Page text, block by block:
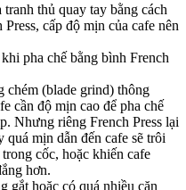
thủ quay tay bằng cách
cấp độ mịn của cafe nên
pha chế bằng bình French
chém (blade grind) thông
cần độ mịn cao để pha chế
Nhưng riêng French Press lại
mịn dẫn đến cafe sẽ trôi
cốc, hoặc khiến cafe
hơn.
gắt hoặc có quá nhiều cặn